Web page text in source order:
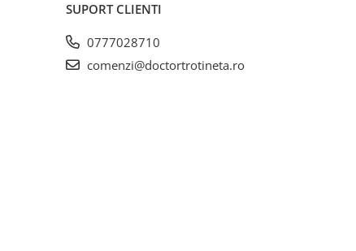
SUPORT CLIENTI
0777028710
comenzi@doctortrotineta.ro